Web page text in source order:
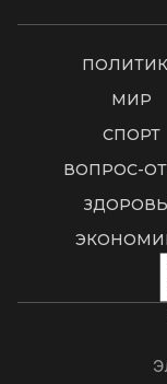
МИР
СПОРТ
ВОПРОС-